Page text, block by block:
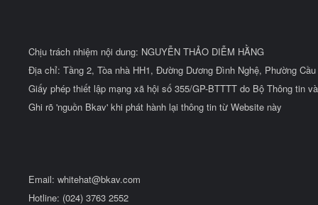
Chịu trách nhiệm nội dung: NGUYỄN THẢO DIỄM HẰNG
Địa chỉ: Tầng 2, Tòa nhà HH1, Đường Dương Đình Nghệ, Phường
Giấy phép thiết lập mạng xã hội số 355/GP-BTTTT do Bộ Thông tin
Ghi rõ 'nguồn Bkav' khi phát hành lại thông tin từ Website này
Email: whitehat@bkav.com
Hotline: (024) 3763 2552